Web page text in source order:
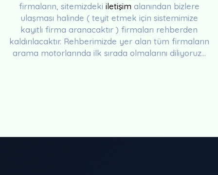
firmaların, sitemizdeki iletişim alanından bizlere
ulaşması halinde ( teyit etmek için sistemimize
kayıtlı firma aranacaktır ) firmaları rehberden
kaldırılacaktır. Rehberimizde yer alan tüm firmaların
arama motorlarında ilk sırada olmalarını diliyoruz...